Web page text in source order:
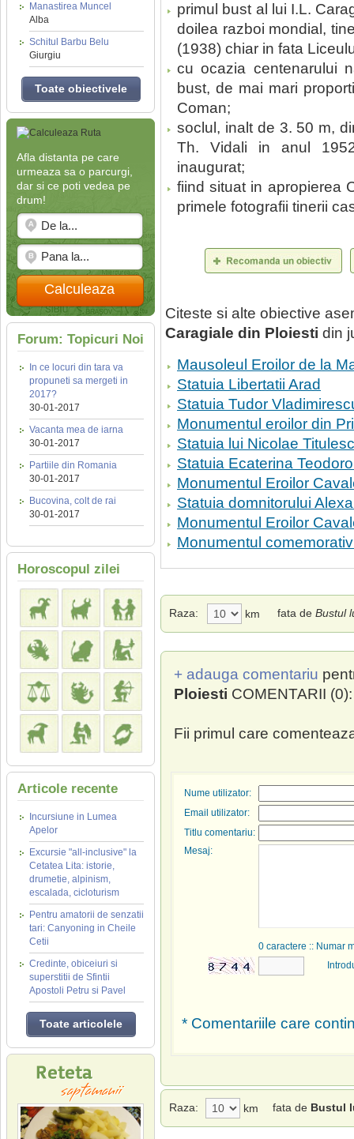
Manastirea Muncel
Alba
Schitul Barbu Belu
Giurgiu
Toate obiectivele
Afla distanta pe care
urmeaza sa o parcurgi,
dar si ce poti vedea pe
drum!
Calculeaza
Forum: Topicuri Noi
In ce locuri din tara va
propuneti sa mergeti in
2017?
30-01-2017
Vacanta mea de iarna
30-01-2017
Partiile din Romania
30-01-2017
Bucovina, colt de rai
30-01-2017
Horoscopul zilei
Articole recente
Incursiune in Lumea
Apelor
Excursie "all-inclusive" la
Cetatea Lita: istorie,
drumetie, alpinism,
escalada, cicloturism
Pentru amatorii de senzatii
tari: Canyoning in Cheile
Cetii
Credinte, obiceiuri si
superstitii de Sfintii
Apostoli Petru si Pavel
Toate articolele
primul bust al lui I.L.
doilea razboi mondial,
(1938) chiar in fata
cu ocazia centenarului
bust, de mai mari
Coman;
soclul, inalt de 3. 50 m,
Th. Vidali in anul
inaugurat;
fiind situat in apropierea
primele fotografii tinerii
Citeste si alte obiective
Caragiale din Ploiesti din
Mausoleul Eroilor de la
Statuia Libertatii Arad
Statuia Tudor
Monumentul eroilor din
Statuia lui Nicolae
Statuia Ecaterina
Monumentul Eroilor
Statuia domnitorului
Monumentul Eroilor
Monumentul
Raza: km fata de Bustul
+ adauga comentariu
Ploiesti COMENTARII (0):
Fii primul care
Nume utilizator:
Email utilizator:
Titlu comentariu:
Mesaj:
0 caractere :: Numar
* Comentariile care
Raza: km fata de Bustul